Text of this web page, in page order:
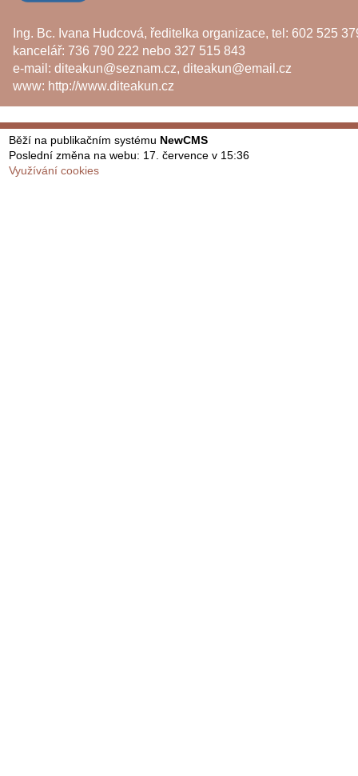
Ing. Bc. Ivana Hudcová, ředitelka organizace, tel: 602 525
kancelář: 736 790 222 nebo 327 515 843
e-mail: diteakun@seznam.cz, diteakun@email.cz
www: http://www.diteakun.cz
Běží na publikačním systému NewCMS
Poslední změna na webu: 17. července v 15:36
Využívání cookies